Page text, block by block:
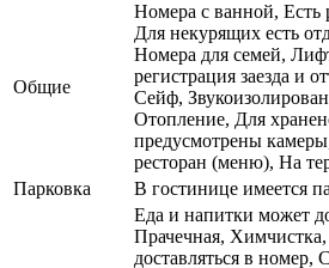
Общие
Номера с ванной, Есть
Для некурящих есть
Номера для семей,
регистрация заезда и
Сейф,
Отопление, Для
предусмотрены
ресторан (меню), На
Парковка
В гостинице имеется
Еда и напитки может
Прачечная,
доставляться в